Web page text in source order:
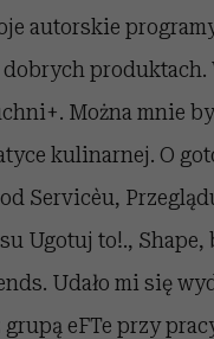
autorskie
Można mnie
kulinarnej. O
Service`u,
Ugotuj to!., Shape,
Udało mi się
eFTe przy